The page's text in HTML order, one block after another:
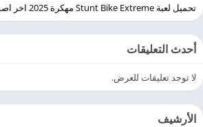
تحميل لعبة Stunt Bike Extreme مهكرة 2025 اخر اصدار للاندرويد
أحدث التعليقات
لا توجد تعليقات للعرض.
الأرشيف